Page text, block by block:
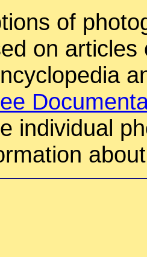
of
on articles
individual